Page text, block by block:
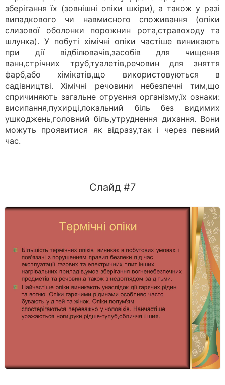
зберігання їх (зовнішні опіки шкіри), а також у разі
випадкового чи навмисного споживання (опіки
слизової оболонки порожнин рота,стравоходу та
шлунка). У побуті хімічні опіки частіше виникають
при дії відбілювачів,засобів для чищення
ванн,стрічних труб,туалетів,речовин для зняття
фарб,або хімікатів,що використовуються в
садівництві. Хімічні речовини небезпечні тим,що
спричиняють загальне отруєння організму,їх ознаки:
висипання,пухирці,локальний біль без видимих
ушкоджень,головний біль,утруднення дихання. Вони
можуть проявитися як відразу,так і через певний
час.
Слайд #7